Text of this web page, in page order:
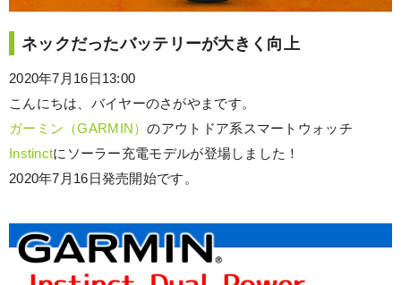
ネックだったバッテリーが大きく向上
2020年7月16日13:00
こんにちは、バイヤーのさがやまです。
ガーミン（GARMIN）のアウトドア系スマートウォッチ
Instinctにソーラー充電モデルが登場しました！
2020年7月16日発売開始です。